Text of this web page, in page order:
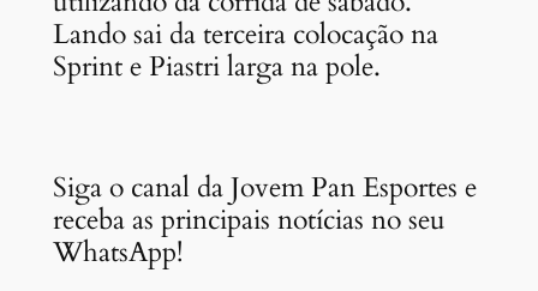
Lando sai da terceira colocação na
Sprint e Piastri larga na pole.
Siga o canal da Jovem Pan Esportes e
receba as principais notícias no seu
WhatsApp!